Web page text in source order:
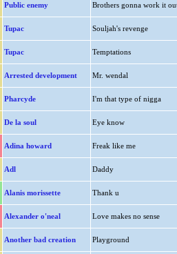
Public enemy Brothers gonna work it
Tupac Souljah's revenge
Tupac Temptations
Arrested development Mr. wendal
Pharcyde I'm that type of nigga
De la soul Eye know
Adina howard Freak like me
Adl Daddy
Alanis morissette Thank u
Alexander o'neal Love makes no sense
Another bad creation Playground